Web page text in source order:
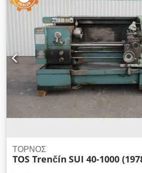
ΤΟΡΝΟΣ
TOS Trenčín SUI 40-1000